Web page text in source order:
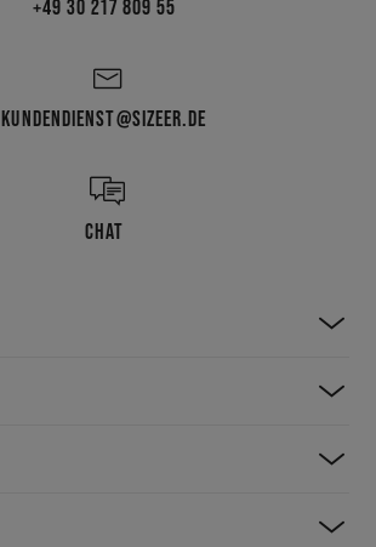
+49 30 217 809 55
KUNDENDIENST@SIZEER.DE
CHAT